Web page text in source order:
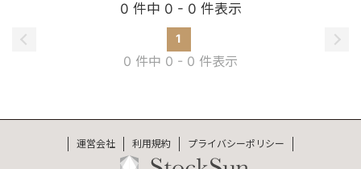
0 件中 0 - 0 件表示
1
0 件中 0 - 0 件表示
運営会社 利用規約 プライバシーポリシー